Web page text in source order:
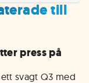
till
press på
svagt Q3 med